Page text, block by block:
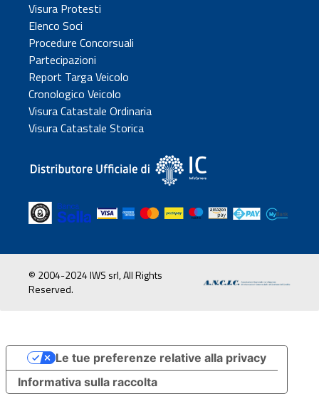
Visura Protesti
Elenco Soci
Procedure Concorsuali
Partecipazioni
Report Targa Veicolo
Cronologico Veicolo
Visura Catastale Ordinaria
Visura Catastale Storica
© 2004-2024 IWS srl, All Rights
Reserved.
Informativa sulla raccolta
Le tue preferenze relative alla privacy